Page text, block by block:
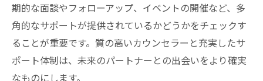
期的な面談やフォローアップ、イベントの開催など、多
角的なサポートが提供されているかどうかをチェックす
ることが重要です。質の高いカウンセラーと充実したサ
ポート体制は、未来のパートナーとの出会いをより確実
なものにします。